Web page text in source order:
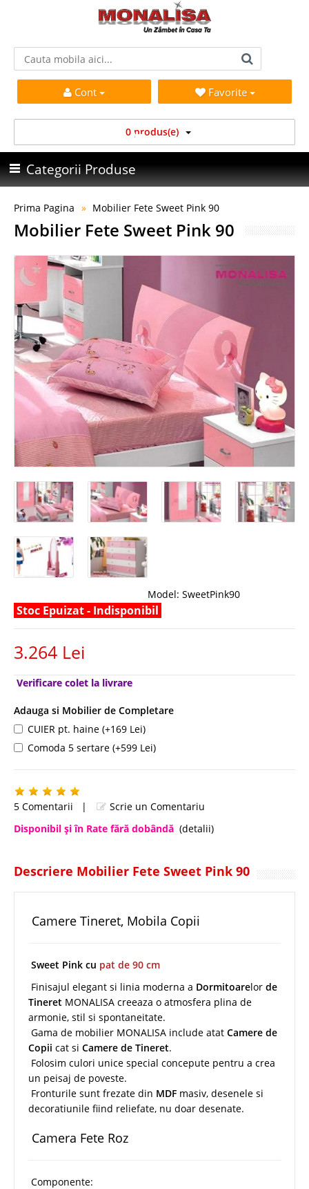
Cont Favorite
0 produs(e)
Categorii Produse
Prima Pagina Mobilier Fete Sweet Pink 90
Mobilier Fete Sweet Pink 90
Model: SweetPink90
Stoc Epuizat - Indisponibil
3.264 Lei
Verificare colet la livrare
Adauga si Mobilier de Completare
CUIER pt. haine (+169 Lei)
Comoda 5 sertare (+599 Lei)
5 Comentarii |
Scrie un Comentariu
Disponibil şi în Rate fără dobândă (detalii)
Descriere Mobilier Fete Sweet Pink 90
Camere Tineret, Mobila Copii
Sweet Pink cu pat de 90 cm
Finisajul elegant si linia moderna a Dormitoarelor de
Tineret MONALISA creeaza o atmosfera plina de
armonie, stil si spontaneitate.
Gama de mobilier MONALISA include atat Camere de
Copii cat si Camere de Tineret.
Folosim culori unice special concepute pentru a crea
un peisaj de poveste.
Fronturile sunt frezate din MDF masiv, desenele si
decoratiunile fiind reliefate, nu doar desenate.
Camera Fete Roz
Componente: